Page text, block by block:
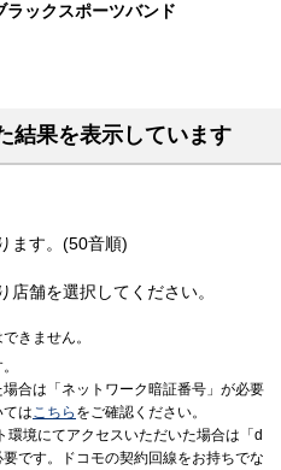
ラックスポーツバンド
結果を表示しています
ます。(50音順)
舗を選択してください。
きません。
合は「ネットワーク暗証番号」が必要
はこちら をご確認ください。
境にてアクセスいただいた場合は「d
です。ドコモの契約回線をお持ちでな